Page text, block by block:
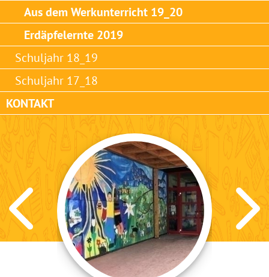
Aus dem Werkunterricht 19_20
Erdäpfelernte 2019
Schuljahr 18_19
Schuljahr 17_18
KONTAKT